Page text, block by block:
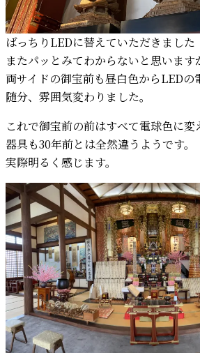
ばっちりLEDに替えていただきました
またパッとみてわからないと思います
両サイドの御宝前も昼白色からLEDの
随分、雰囲気変わりました。
これで御宝前の前はすべて電球色に変
器具も30年前とは全然違うようです。
実際明るく感じます。